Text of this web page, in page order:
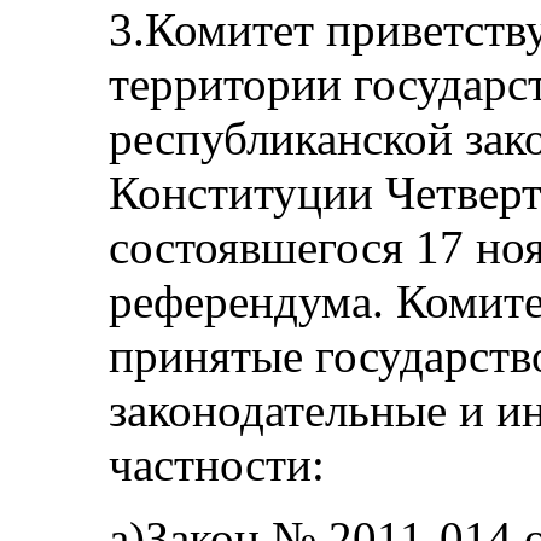
3.Комитет
территории
республиканской
Конституции
состоявшегося 17
референдума.
принятые
законодательные и
частности: